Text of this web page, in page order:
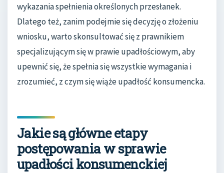
wykazania spełnienia określonych przesłanek.
Dlatego też, zanim podejmie się decyzję o złożeniu
wniosku, warto skonsultować się z prawnikiem
specjalizującym się w prawie upadłościowym, aby
upewnić się, że spełnia się wszystkie wymagania i
zrozumieć, z czym się wiąże upadłość konsumencka.
Jakie są główne etapy
postępowania w sprawie
upadłości konsumenckiej